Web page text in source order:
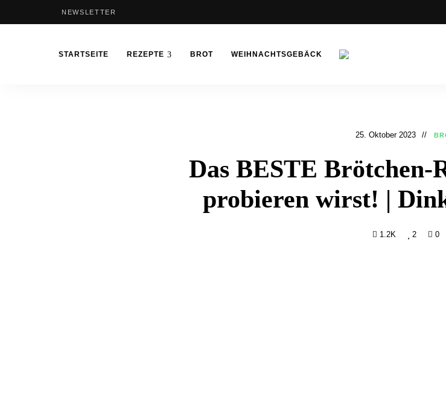
NEWSLETTER
&
Kochrezepte
STARTSEITE REZEPTE BROT WEIHNACHTSGEBÄCK
25. Oktober 2023
Das BESTE Brötchen-
probieren wirst! |
1.2K 2 0